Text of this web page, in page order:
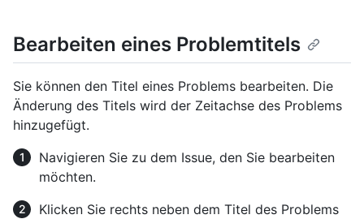
Bearbeiten eines Problemtitels
Sie können den Titel eines Problems bearbeiten. Die
Änderung des Titels wird der Zeitachse des Problems
hinzugefügt.
Navigieren Sie zu dem Issue, den Sie bearbeiten
möchten.
Klicken Sie rechts neben dem Titel des Problems